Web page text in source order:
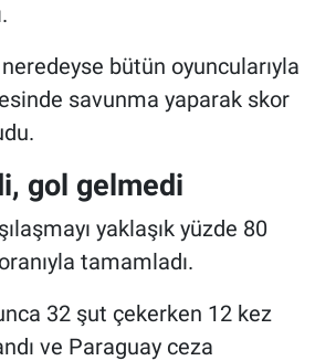
bütün oyuncularıyla
savunma yaparak skor
gol gelmedi
yaklaşık yüzde 80
tamamladı.
32 şut çekerken 12 kez
ve Paraguay ceza